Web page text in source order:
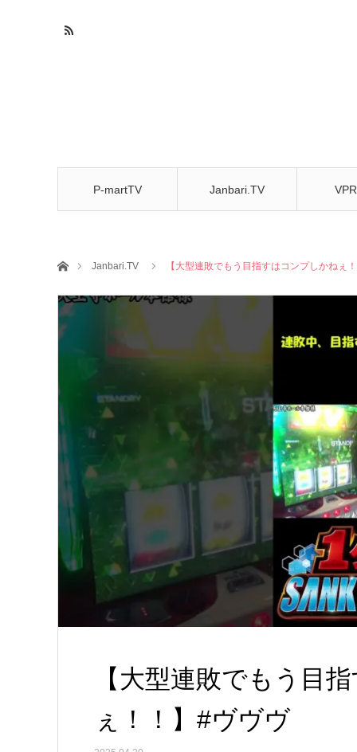
P-martTV Janbari.TV
ホームJanbari.TV 【大型連敗でもう目指すはコンプしかねぇ
【大型連敗でもう目
ぇ！！】#ヴヴヴ